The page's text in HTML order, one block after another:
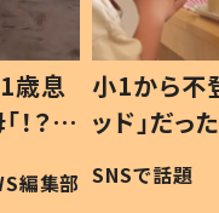
フテ
食”を
編集部
ひ孫にデ
が、抱っ
「涙が出
い」